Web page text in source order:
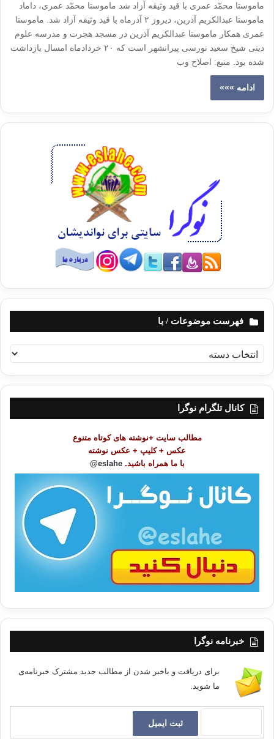
ماموستا محمّد‌ عمری با قید وثیقه آزاد شد ماموستا محمّد‌ عمری، داماد
ماموستا عبدالکریم آذرین، دیروز ٢ آذرماه با قید وثیقه آزاد شد. ماموستا
عمری همکار ماموستا عبدالکریم آذرین در مسجد هجرت و مدرسه علوم
دینی شیخ سعید نورسی پیرانشهر است که ۲۰ خردادماه امسال بازداشت
شده بود. منبع: اصلاح وب
ادامه »»»
فهرست موضوعات / با
ه
ر
کانال تلگرام نوگرا
مطالب سایت +نوشته های کوتاه متنوع
عکس + کلیپ + عکس نوشته
با ما همراه باشید. eslahe@
خبرنامه نوگرا
برای دریافت و باخبر شدن از مطالب جدید مشترک خبرنامه‌ی
ما شوید.